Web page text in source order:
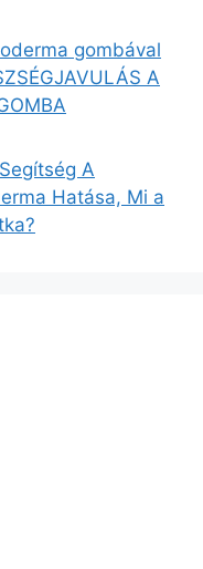
gombával
A
A
Hatása, Mi a